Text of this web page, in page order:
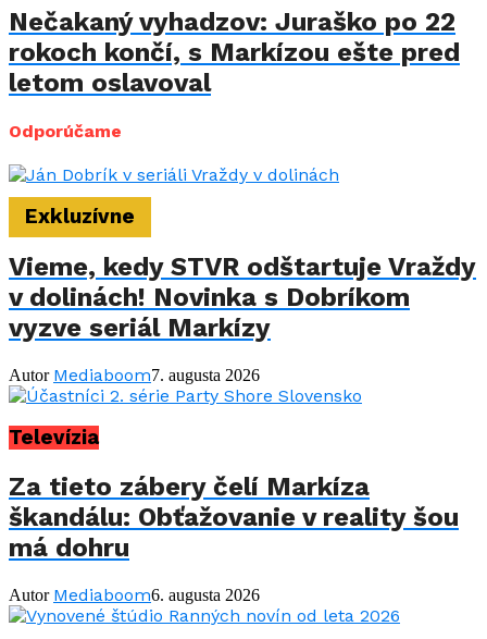
Nečakaný vyhadzov: Juraško po 22
rokoch končí, s Markízou ešte pred
letom oslavoval
Odporúčame
Exkluzívne
Vieme, kedy STVR odštartuje Vraždy
v dolinách! Novinka s Dobríkom
vyzve seriál Markízy
Autor Mediaboom7. augusta 2026
Televízia
Za tieto zábery čelí Markíza
škandálu: Obťažovanie v reality šou
má dohru
Autor Mediaboom6. augusta 2026